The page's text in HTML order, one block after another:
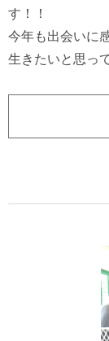
す！！
今年も出会いに